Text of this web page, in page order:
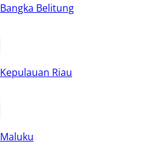
Bangka Belitung
Kepulauan Riau
Maluku